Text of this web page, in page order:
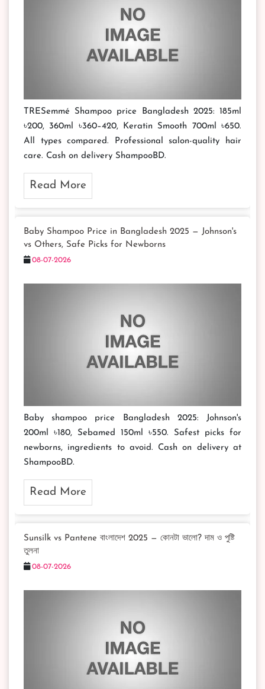
TRESemmé Shampoo price Bangladesh 2025: 185ml
৳200, 360ml ৳360–420, Keratin Smooth 700ml ৳650.
All types compared. Professional salon-quality hair
care. Cash on delivery ShampooBD.
Read More
Baby Shampoo Price in Bangladesh 2025 — Johnson's
vs Others, Safe Picks for Newborns
08-07-2026
Baby shampoo price Bangladesh 2025: Johnson's
200ml ৳180, Sebamed 150ml ৳550. Safest picks for
newborns, ingredients to avoid. Cash on delivery at
ShampooBD.
Read More
Sunsilk vs Pantene বাংলাদেশ 2025 — কোনটা ভালো? দাম ও পুষ্টি
তুলনা
08-07-2026